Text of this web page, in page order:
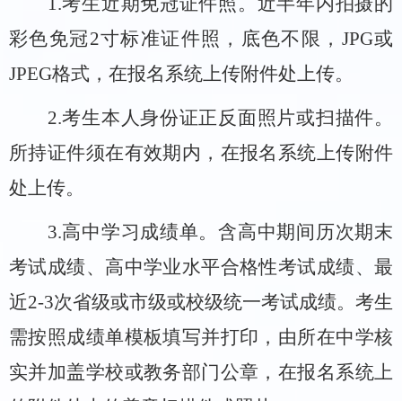
彩色免冠2寸标准证件照，底色不限， JPG或
JPEG格式，在报名系统上传附件处上传。
2.考生本人身份证正反面照片或扫描件。
所持证件须在有效期内，在报名系统上传附件
处上传。
3.高中学习成绩单。含高中期间历次期末
考试成绩、高中学业水平合格性考试成绩、最
近2-3次省级或市级或校级统一考试成绩。考生
需按照成绩单模板填写并打印，由所在中学核
实并加盖学校或教务部门公章，在报名系统上